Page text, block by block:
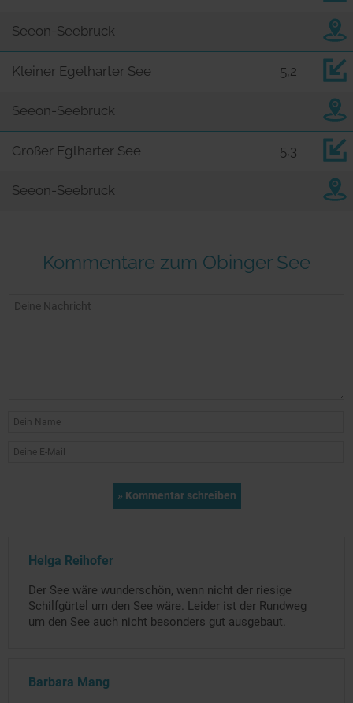
Seeon-Seebruck
Kleiner Egelharter See 5,2
Seeon-Seebruck
Großer Eglharter See 5,3
Seeon-Seebruck
Kommentare zum Obinger See
Helga Reihofer
Der See wäre wunderschön, wenn nicht der riesige
Schilfgürtel um den See wäre. Leider ist der Rundweg
um den See auch nicht besonders gut ausgebaut.
Barbara Mang